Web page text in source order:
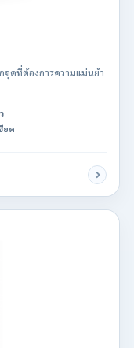
จุดที่ต้องการความแม่นยำ
ยด